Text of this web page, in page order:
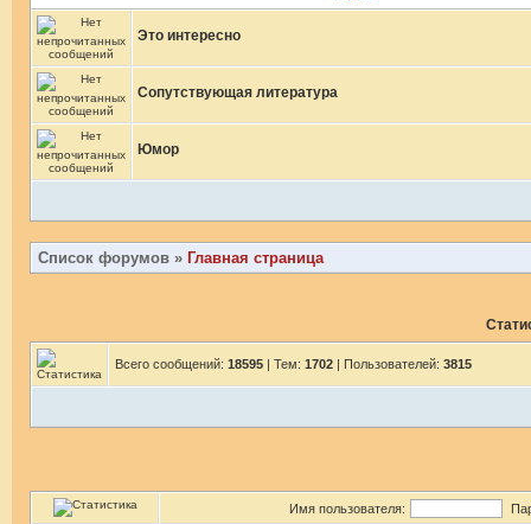
Это интересно
Сопутствующая литература
Юмор
Список форумов » Главная страница
Всего сообщений: 18595 | Тем: 1702 | Пользователей: 3815
Имя пользователя: